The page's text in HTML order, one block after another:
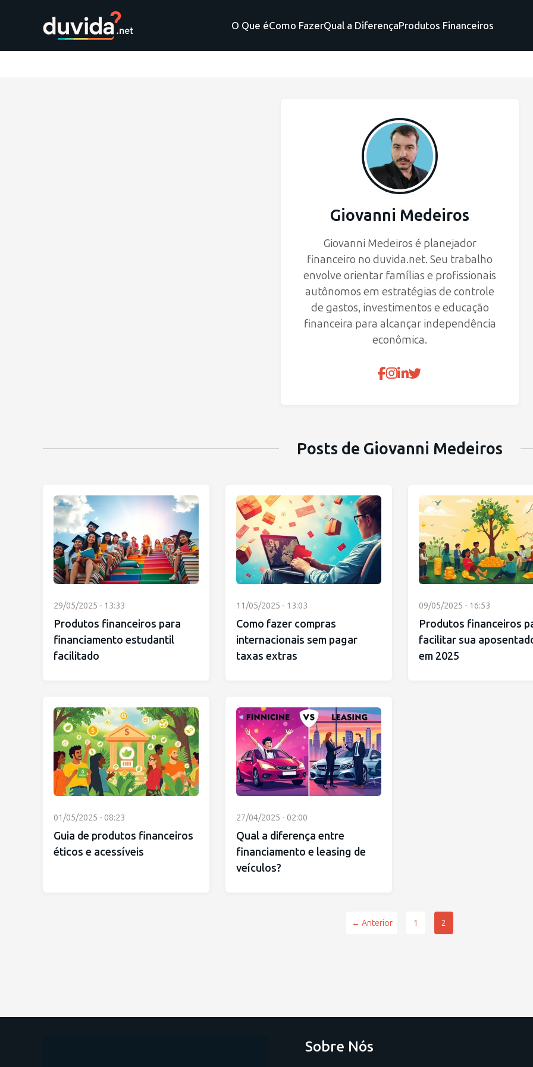
O Que éComo FazerQual a DiferençaProdutos Financeiros
Giovanni Medeiros
Giovanni Medeiros é planejador
financeiro no duvida.net. Seu trabalho
envolve orientar famílias e profissionais
autônomos em estratégias de controle
de gastos, investimentos e educação
financeira para alcançar independência
econômica.
Posts de Giovanni Medeiros
29/05/2025 - 13:33
Produtos financeiros para
financiamento estudantil
facilitado
11/05/2025 - 13:03
Como fazer compras
internacionais sem pagar
taxas extras
09/05/2025 - 16:53
Produtos financeiros
facilitar sua
em 2025
01/05/2025 - 08:23
Guia de produtos financeiros
éticos e acessíveis
27/04/2025 - 02:00
Qual a diferença entre
financiamento e leasing de
veículos?
← Anterior 1 2
Sobre Nós